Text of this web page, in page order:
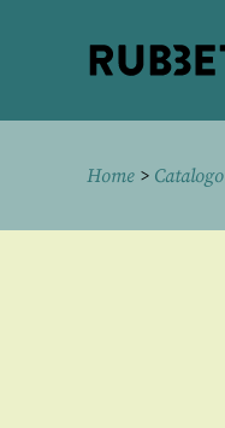
Home > Catalogo